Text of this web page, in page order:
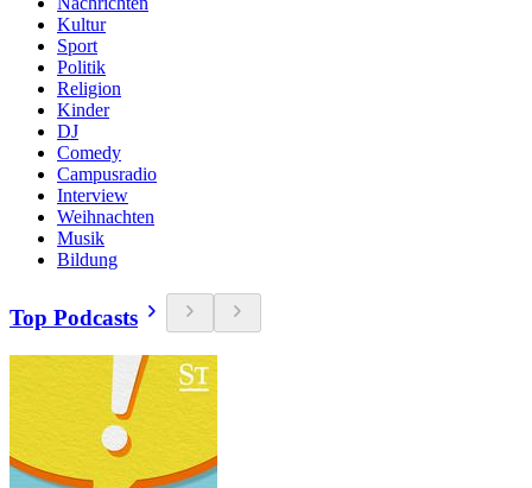
Kultur
Sport
Politik
Religion
Kinder
DJ
Comedy
Campusradio
Interview
Weihnachten
Musik
Bildung
Top Podcasts